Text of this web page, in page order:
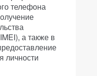
телефона
а также в
личности